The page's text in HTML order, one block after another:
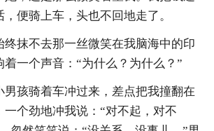
便骑上车，头也不回地走了。
终抹不去那一丝微笑在我脑海中的印
一个声音：“为什么？为什么？”
男孩骑着车冲过来，差点把我撞翻在
一个劲地冲我说：“对不起，对不